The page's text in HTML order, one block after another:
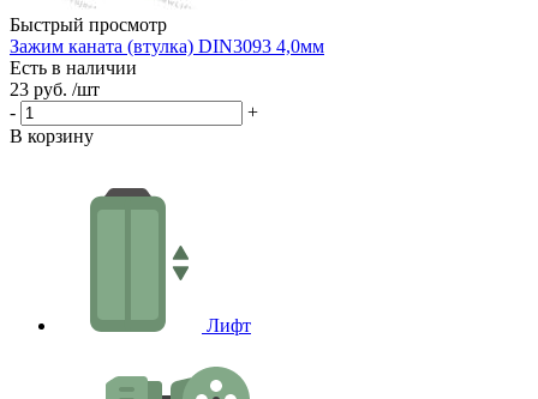
Быстрый просмотр
Зажим каната (втулка) DIN3093 4,0мм
Есть в наличии
23 руб. /шт
-
+
В корзину
Лифт